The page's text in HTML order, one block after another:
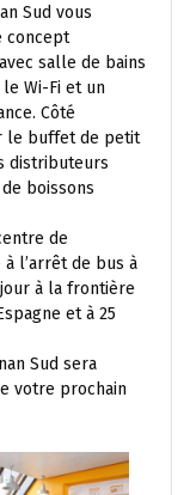
Sud vous
concept
salle de bains
Wi-Fi et un
Côté
le buffet de petit
distributeurs
boissons
de
l’arrêt de bus à
à la frontière
et à 25
Sud sera
votre prochain